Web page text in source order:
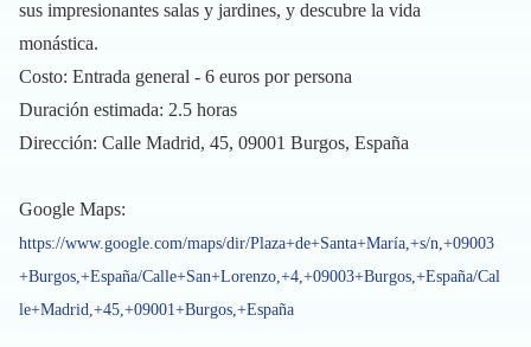
sus impresionantes salas y jardines, y descubre la vida
monástica.
Costo: Entrada general - 6 euros por persona
Duración estimada: 2.5 horas
Dirección: Calle Madrid, 45, 09001 Burgos, España
Google Maps:
https://www.google.com/maps/dir/Plaza+de+Santa+María,+s/n,+09003
+Burgos,+España/Calle+San+Lorenzo,+4,+09003+Burgos,+España/Cal
le+Madrid,+45,+09001+Burgos,+España